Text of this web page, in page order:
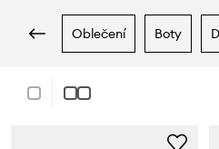
oblečení boty